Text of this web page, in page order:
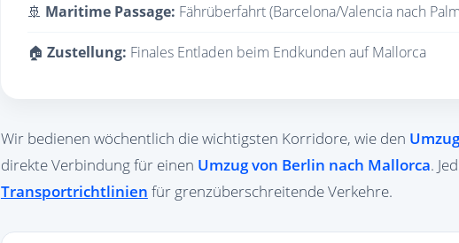
🚢 Maritime Passage: Fährüberfahrt (Barcelona/Valencia nach
🏠 Zustellung: Finales Entladen beim Endkunden auf Mallorca
Wir bedienen wöchentlich die wichtigsten Korridore, wie den
direkte Verbindung für einen Umzug von Berlin nach Mallorca.
Transportrichtlinien für grenzüberschreitende Verkehre.